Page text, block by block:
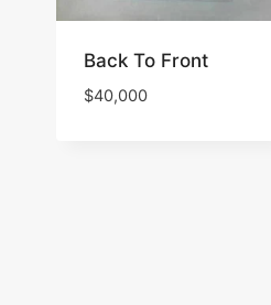
Back To Front
$40,000